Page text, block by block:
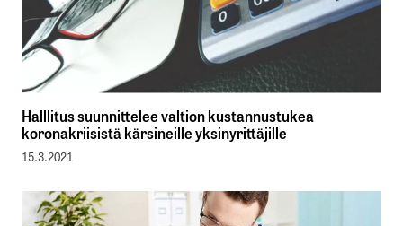
Halllitus suunnittelee valtion kustannustukea
koronakriisistä kärsineille yksinyrittäjille
15.3.2021